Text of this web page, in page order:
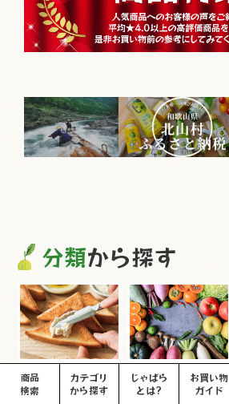
分類から探す
じゃばらレシピ集 食産物
商品
検索
カテゴリ
から探す
じゃばら
とは?
お買い物
ガイド